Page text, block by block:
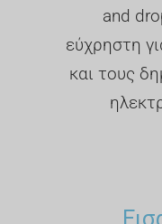
and
εύχρηστη
και τους